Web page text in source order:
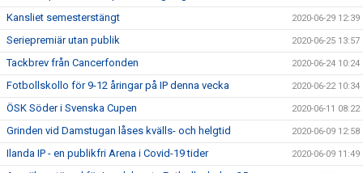
Kansliet semesterstängt 2020-06-29 12:39
Seriepremiär utan publik 2020-06-25 13:57
Tackbrev från Cancerfonden 2020-06-24 10:24
Fotbollskollo för 9-12 åringar på IP denna vecka 2020-06-22 10:34
ÖSK Söder i Svenska Cupen 2020-06-11 08:22
Grinden vid Damstugan låses kvälls- och helgtid 2020-06-09 12:58
Ilanda IP - en publikfri Arena i Covid-19 tider 2020-06-09 11:49